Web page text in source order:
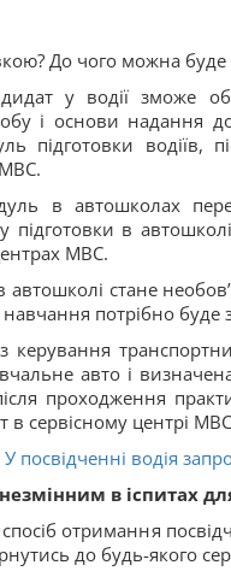
До чого можна буде
у водії зможе
і основи
підготовки водіїв,
в автошколах
підготовки в
МВС.
автошколі стане
потрібно
керування
авто і
проходження
в сервісному центрі
У посвідченні водія
в іспитах
отримання
до будь-якого